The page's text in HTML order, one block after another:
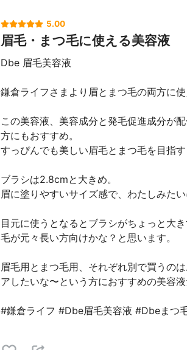
5.00
眉毛・まつ毛に使える美容液
Dbe 眉毛美容液
鎌倉ライフさまより眉とまつ毛の両方に
この美容液、美容成分と発毛促進成分が
方にもおすすめ。
すっぴんでも美しい眉毛とまつ毛を目指す
ブラシは2.8cmと大きめ。
眉に塗りやすいサイズ感で、わたしみた
目元に使うとなるとブラシがちょっと大
毛が元々長い方向けかな？と思います。
眉毛用とまつ毛用、それぞれ別で買うの
アしたいな〜という方におすすめの美容
#鎌倉ライフ #Dbe眉毛美容液 #Dbeまつ